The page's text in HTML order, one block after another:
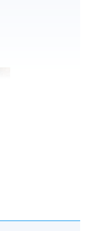
作这门手艺创造出
课程及工作坊，
希望吸引更多有兴